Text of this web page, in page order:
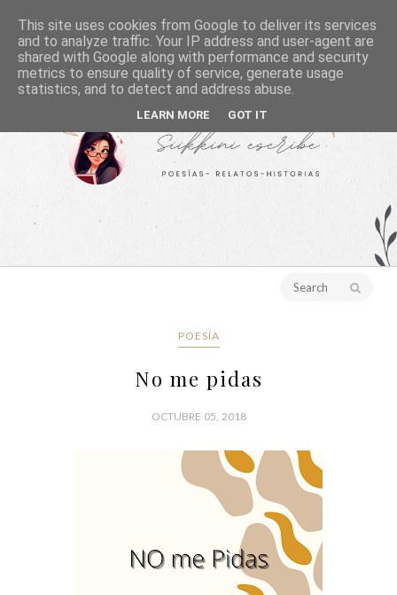
POESÍA
No me pidas
OCTUBRE 05, 2018
This site uses cookies from Google to deliver its services
and to analyze traffic. Your IP address and user-agent are
shared with Google along with performance and security
metrics to ensure quality of service, generate usage
statistics, and to detect and address abuse.
LEARN MORE GOT IT